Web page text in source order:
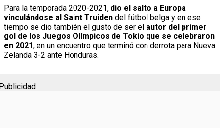
Para la temporada 2020-2021, dio el salto a Europa
vinculándose al Saint Truiden del fútbol belga y en ese
tiempo se dio también el gusto de ser el autor del primer
gol de los Juegos Olímpicos de Tokio que se celebraron
en 2021, en un encuentro que terminó con derrota para Nueva
Zelanda 3-2 ante Honduras.